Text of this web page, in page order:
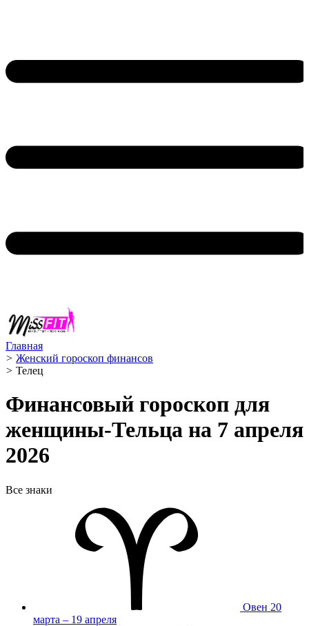
Главная
> Женский гороскоп финансов
> Телец ️
Финансовый гороскоп для
женщины-Тельца на 7 апреля
2026
Все знаки
Овен 20
марта – 19 апреля